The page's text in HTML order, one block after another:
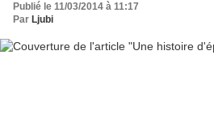
Publié le 11/03/2014 à 11:17
Par Ljubi